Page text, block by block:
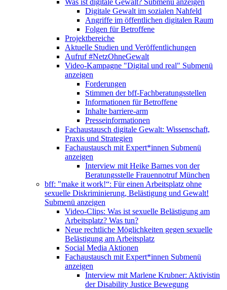
Was ist digitale Gewalt? Submenü anzeigen
Digitale Gewalt im sozialen Nahfeld
Angriffe im öffentlichen digitalen Raum
Folgen für Betroffene
Projektbereiche
Aktuelle Studien und Veröffentlichungen
Aufruf #NetzOhneGewalt
Video-Kampagne "Digital und real" Submenü
anzeigen
Forderungen
Stimmen der bff-Fachberatungsstellen
Informationen für Betroffene
Inhalte barriere-arm
Presseinformationen
Fachaustausch digitale Gewalt: Wissenschaft,
Praxis und Strategien
Fachaustausch mit Expert*innen Submenü
anzeigen
Interview mit Heike Barnes von der
Beratungsstelle Frauennotruf München
bff: "make it work!“: Für einen Arbeitsplatz ohne
sexuelle Diskriminierung, Belästigung und Gewalt!
Submenü anzeigen
Video-Clips: Was ist sexuelle Belästigung am
Arbeitsplatz? Was tun?
Neue rechtliche Möglichkeiten gegen sexuelle
Belästigung am Arbeitsplatz
Social Media Aktionen
Fachaustausch mit Expert*innen Submenü
anzeigen
Interview mit Marlene Krubner: Aktivistin
der Disability Justice Bewegung